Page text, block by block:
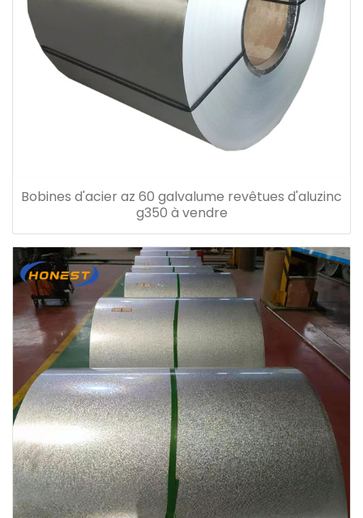
Bobines d'acier az 60 galvalume revêtues d'aluzinc
g350 à vendre